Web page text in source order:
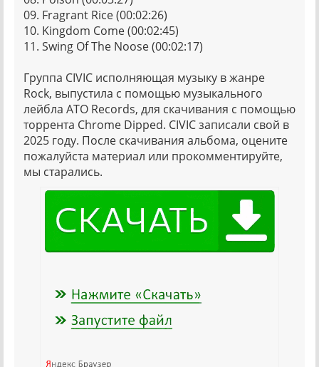
09. Fragrant Rice (00:02:26)
10. Kingdom Come (00:02:45)
11. Swing Of The Noose (00:02:17)
Группа CIVIC исполняющая музыку в жанре
Rock, выпустила с помощью музыкального
лейбла ATO Records, для скачивания с помощью
торрента Chrome Dipped. CIVIC записали свой в
2025 году. После скачивания альбома, оцените
пожалуйста материал или прокомментируйте,
мы старались.